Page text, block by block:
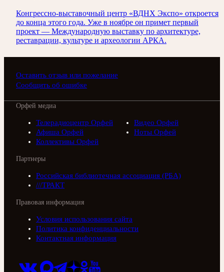
Конгрессно-выставочный центр «ВДНХ Экспо» откроется
до конца этого года. Уже в ноябре он примет первый
проект — Международную выставку по архитектуре,
реставрации, культуре и археологии АРКА.
Оставить отзыв или пожелание
Сообщить об ошибке
Орфей медиа
Телерадиоцентр Орфей
Видео Орфей
Афиша Орфей
Ноты Орфей
Коллективы Орфей
Партнеры
Российская библиотечная ассоциация (РБА)
///ТРАКТ
Правовая информация
Условия использования сайта
Политика конфиденциальности
Контактная информация